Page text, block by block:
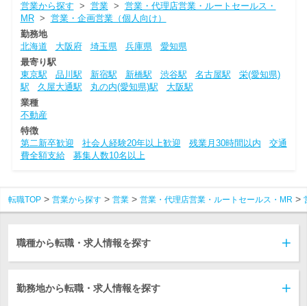
営業から探す > 営業> 営業・代理店営業・ルートセールス・
MR> 営業・企画営業（個人向け）
勤務地
北海道
大阪府 埼玉県 兵庫県
愛知県
最寄り駅
東京駅
品川駅 新宿駅 新橋駅 渋谷駅 名古屋駅
栄(愛知県)
駅
久屋大通駅 丸の内(愛知県)駅
大阪駅
業種
不動産
特徴
第二新卒歓迎
社会人経験20年以上歓迎 残業月30時間以内
交通
費全額支給
募集人数10名以上
転職TOP 営業から探す 営業 営業・代理店営業・ルートセールス・MR
職種から転職・求人情報を探す
勤務地から転職・求人情報を探す